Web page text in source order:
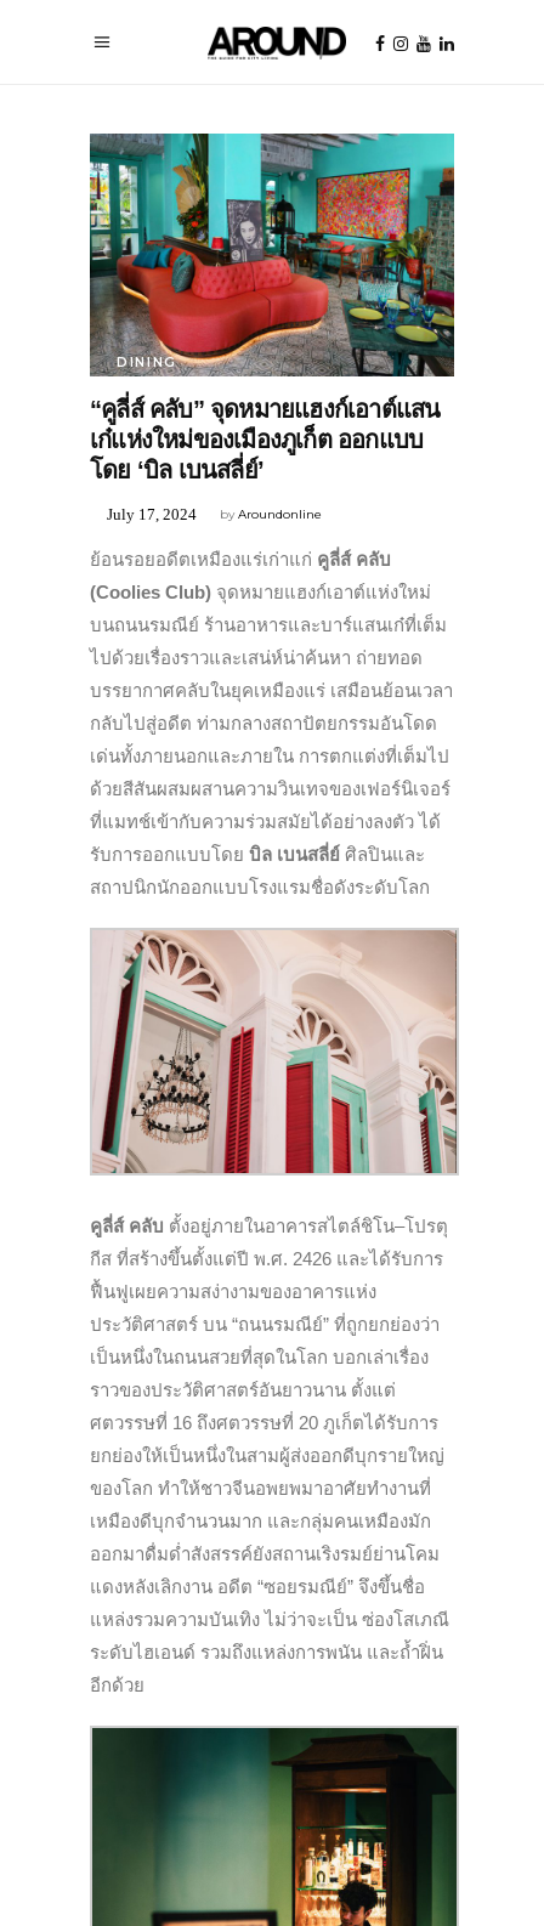
DINING
“คูลี่ส์ คลับ” จุดหมายแฮงก์เอาต์แสน
เก๋แห่งใหม่ของเมืองภูเก็ต ออกแบบ
โดย ‘บิล เบนสลี่ย์’
byAroundonline
July 17, 2024
ย้อนรอยอดีตเหมืองแร่เก่าแก่ คูลี่ส์ คลับ
(Coolies Club) จุดหมายแฮงก์เอาต์แห่งใหม่
บนถนนรมณีย์ ร้านอาหารและบาร์แสนเก๋ที่เต็ม
ไปด้วยเรื่องราวและเสน่ห์น่าค้นหา ถ่ายทอด
บรรยากาศคลับในยุคเหมืองแร่ เสมือนย้อนเวลา
กลับไปสู่อดีต ท่ามกลางสถาปัตยกรรมอันโดด
เด่นทั้งภายนอกและภายใน การตกแต่งที่เต็มไป
ด้วยสีสันผสมผสานความวินเทจของเฟอร์นิเจอร์
ที่แมทช์เข้ากับความร่วมสมัยได้อย่างลงตัว ได้
รับการออกแบบโดย บิล เบนสลี่ย์ ศิลปินและ
สถาปนิกนักออกแบบโรงแรมชื่อดังระดับโลก
คูลี่ส์ คลับ ตั้งอยู่ภายในอาคารสไตล์ชิโน–โปรตุ
กีส ที่สร้างขึ้นตั้งแต่ปี พ.ศ. 2426 และได้รับการ
ฟื้นฟูเผยความสง่างามของอาคารแห่ง
ประวัติศาสตร์ บน “ถนนรมณีย์” ที่ถูกยกย่องว่า
เป็นหนึ่งในถนนสวยที่สุดในโลก บอกเล่าเรื่อง
ราวของประวัติศาสตร์อันยาวนาน ตั้งแต่
ศตวรรษที่ 16 ถึงศตวรรษที่ 20 ภูเก็ตได้รับการ
ยกย่องให้เป็นหนึ่งในสามผู้ส่งออกดีบุกรายใหญ่
ของโลก ทำให้ชาวจีนอพยพมาอาศัยทำงานที่
เหมืองดีบุกจำนวนมาก และกลุ่มคนเหมืองมัก
ออกมาดื่มด่ำสังสรรค์ยังสถานเริงรมย์ย่านโคม
แดงหลังเลิกงาน อดีต “ซอยรมณีย์” จึงขึ้นชื่อ
แหล่งรวมความบันเทิง ไม่ว่าจะเป็น ซ่องโสเภณี
ระดับไฮเอนด์ รวมถึงแหล่งการพนัน และถ้ำฝิ่น
อีกด้วย